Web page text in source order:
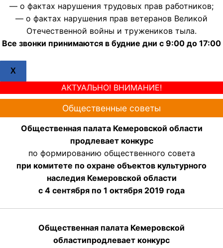
— о фактах нарушения трудовых прав работников;
— о фактах нарушения прав ветеранов Великой
Отечественной войны и тружеников тыла.
Все звонки принимаются в будние дни с 9:00 до 17:00
X
АКТУАЛЬНО! ВНИМАНИЕ!
Общественные советы
Общественная палата Кемеровской области
продлевает конкурс
по формированию общественного совета
при комитете по охране объектов культурного
наследия Кемеровской области
с 4 сентября по 1 октября 2019 года
Общественная палата Кемеровской
областипродлевает конкурс